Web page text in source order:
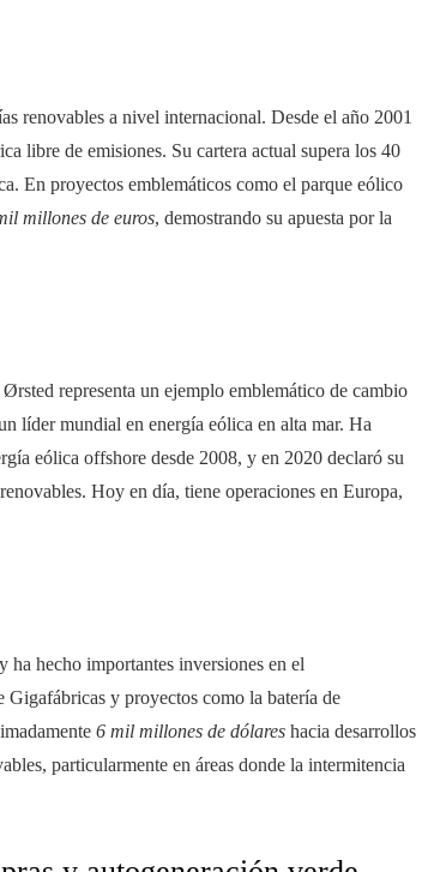
renovables a nivel internacional. Desde el año 2001
libre de emisiones. Su cartera actual supera los 40
En proyectos emblemáticos como el parque eólico
millones de euros, demostrando su apuesta por la
representa un ejemplo emblemático de cambio
líder mundial en energía eólica en alta mar. Ha
eólica offshore desde 2008, y en 2020 declaró su
Hoy en día, tiene operaciones en Europa,
ha hecho importantes inversiones en el
y proyectos como la batería de
6 mil millones de dólares hacia desarrollos
particularmente en áreas donde la intermitencia